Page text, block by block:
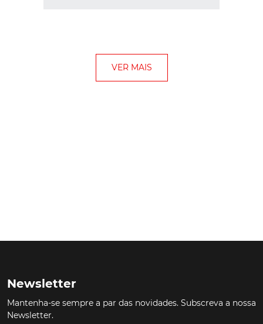
Newsletter
Mantenha-se sempre a par das novidades. Subscreva a nossa
Newsletter.